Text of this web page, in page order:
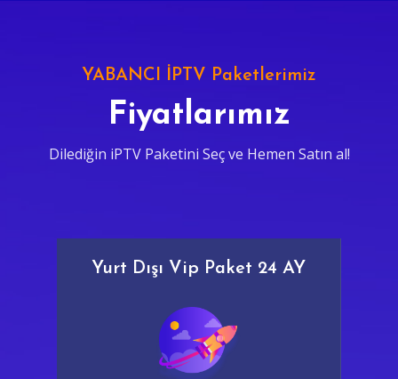
YABANCI İPTV Paketlerimiz
Fiyatlarımız
Dilediğin iPTV Paketini Seç ve Hemen Satın al!
Yurt Dışı Vip Paket 24 AY